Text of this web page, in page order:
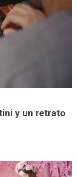
y un retrato